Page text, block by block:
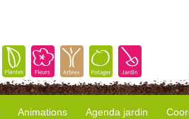
Animations Agenda jardin